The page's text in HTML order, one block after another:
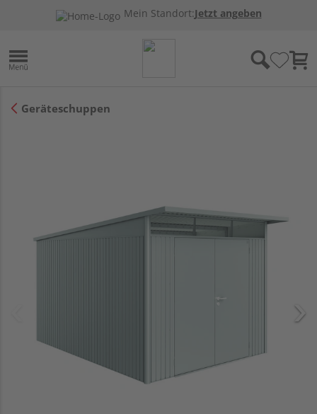
Mein Standort:Jetzt angeben
Geräteschuppen